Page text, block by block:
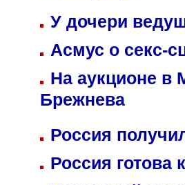
У дочери
Асмус о секс-
На аукционе в
Брежнева
Россия
Россия готова